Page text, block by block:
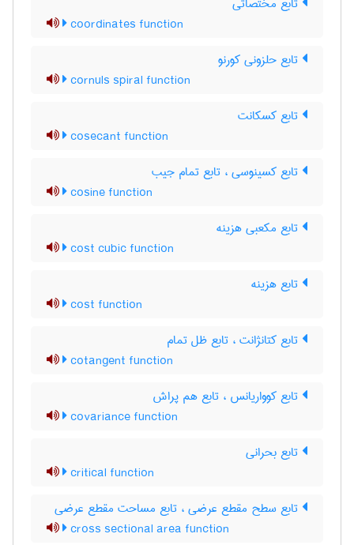
coordinates function
تابع حلزونی کورنو
cornuls spiral function
تابع کسکانت
cosecant function
تابع کسینوسی ، تابع تمام جیب
cosine function
تابع مکعبی هزینه
cost cubic function
تابع هزینه
cost function
تابع کتانژانت ، تابع ظل تمام
cotangent function
تابع کوواریانس ، تابع هم پراش
covariance function
تابع بحرانی
critical function
تابع سطح مقطع عرضی ، تابع مساحت مقطع عرضی
cross sectional area function